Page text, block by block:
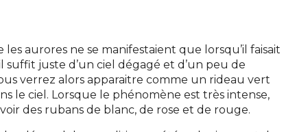
les aurores ne se manifestaient que lorsqu’il faisait
suffit juste d’un ciel dégagé et d’un peu de
verrez alors apparaitre comme un rideau vert
le ciel. Lorsque le phénomène est très intense,
des rubans de blanc, de rose et de rouge.